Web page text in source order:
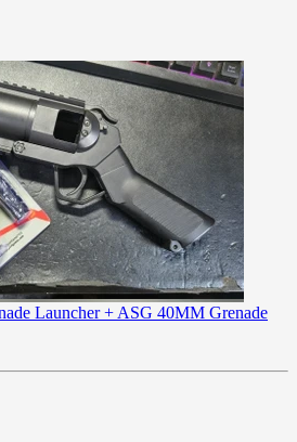
Launcher + ASG 40MM Grenade